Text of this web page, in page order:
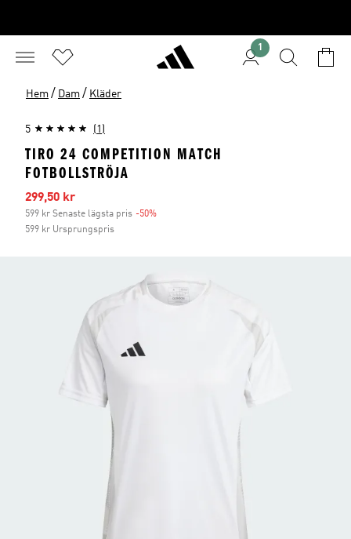
1
Hem / Dam / Kläder
5 (1)
TIRO 24 COMPETITION MATCH
FOTBOLLSTRÖJA
Reapris
299,50 kr
599 kr Senaste lägsta pris -50%
599 kr Ursprungspris